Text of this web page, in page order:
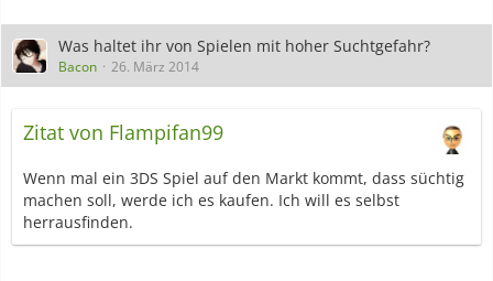
Was haltet ihr von Spielen mit hoher Suchtgefahr?
Bacon 26. März 2014
Zitat von Flampifan99
Wenn mal ein 3DS Spiel auf den Markt kommt, dass süchtig
machen soll, werde ich es kaufen. Ich will es selbst
herrausfinden.